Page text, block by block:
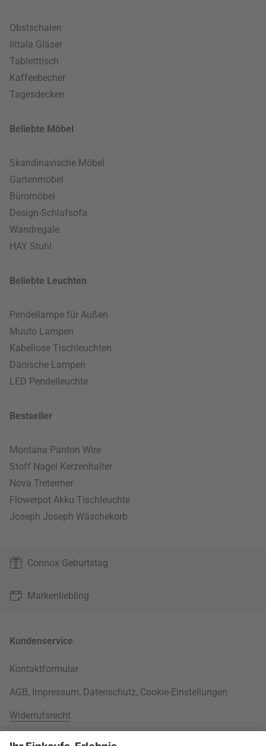
Obstschalen
Iittala Gläser
Tabletttisch
Kaffeebecher
Tagesdecken
Beliebte Möbel
Skandinavische Möbel
Gartenmöbel
Büromöbel
Design-Schlafsofa
Wandregale
HAY Stuhl
Beliebte Leuchten
Pendellampe für Außen
Muuto Lampen
Kabellose Tischleuchten
Dänische Lampen
LED Pendelleuchte
Bestseller
Montana Panton Wire
Stoff Nagel Kerzenhalter
Nova Treteimer
Flowerpot Akku Tischleuchte
Joseph Joseph Wäschekorb
Connox Geburtstag
Markenliebling
Kundenservice
Kontaktformular
AGB, Impressum, Datenschutz, Cookie-Einstellungen
Widerrufsrecht